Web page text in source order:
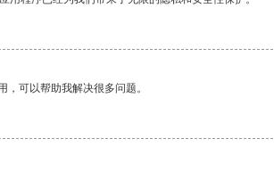
，可以帮助我解决很多问题。